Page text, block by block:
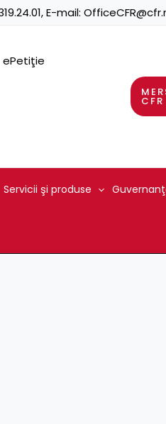
, E-mail:
ePetiţie
CFR
Servicii şi produse